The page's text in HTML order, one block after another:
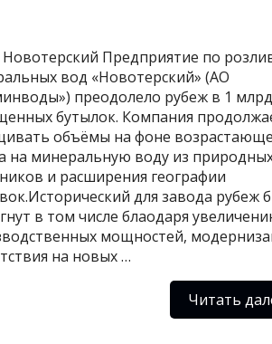
Предприятие по
вод «Новотерский» (АО
преодолело рубеж в 1 млрд
бутылок. Компания
объёмы на фоне
на минеральную воду из
и расширения географии
для завода рубеж
в том числе блаодаря
мощностей,
на новых …
Читать